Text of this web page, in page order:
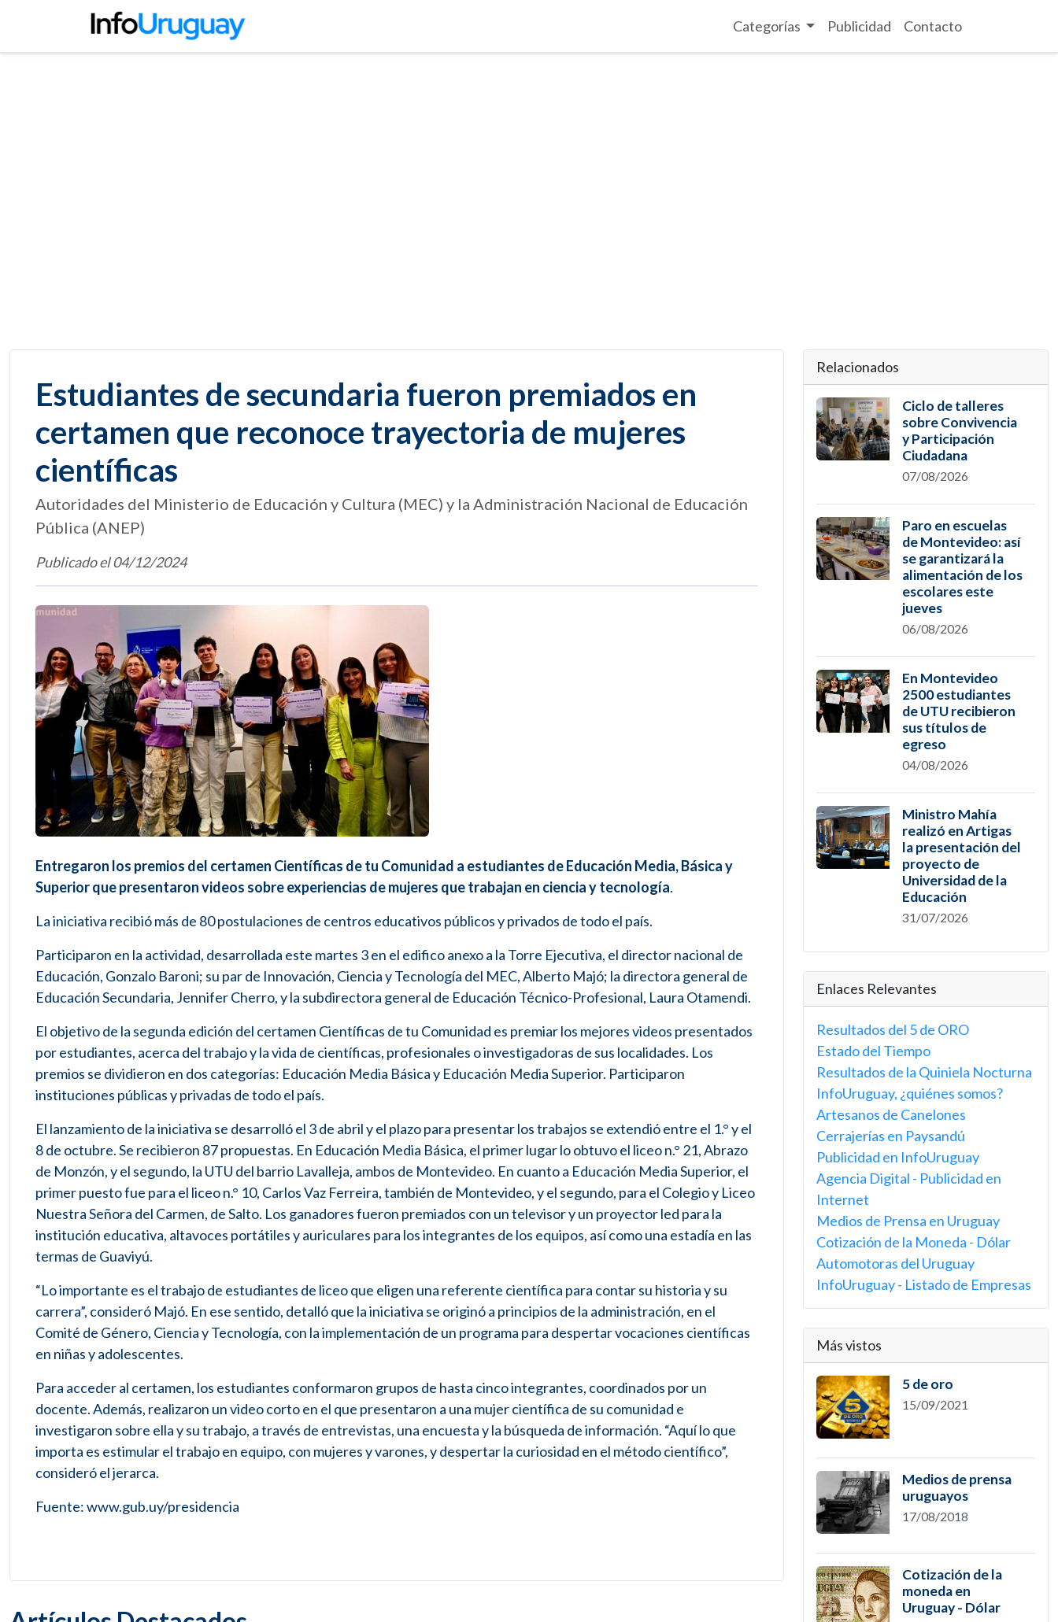
Categorías Publicidad Contacto
Estudiantes de secundaria fueron premiados en
certamen que reconoce trayectoria de mujeres
científicas
Autoridades del Ministerio de Educación y Cultura (MEC) y la Administración Nacional de Educación
Pública (ANEP)
Publicado el 04/12/2024
Entregaron los premios del certamen Científicas de tu Comunidad a estudiantes de Educación Media, Básica y
Superior que presentaron videos sobre experiencias de mujeres que trabajan en ciencia y tecnología.
La iniciativa recibió más de 80 postulaciones de centros educativos públicos y privados de todo el país.
Participaron en la actividad, desarrollada este martes 3 en el edifico anexo a la Torre Ejecutiva, el director nacional de
Educación, Gonzalo Baroni; su par de Innovación, Ciencia y Tecnología del MEC, Alberto Majó; la directora general de
Educación Secundaria, Jennifer Cherro, y la subdirectora general de Educación Técnico-Profesional, Laura Otamendi.
El objetivo de la segunda edición del certamen Científicas de tu Comunidad es premiar los mejores videos presentados
por estudiantes, acerca del trabajo y la vida de científicas, profesionales o investigadoras de sus localidades. Los
premios se dividieron en dos categorías: Educación Media Básica y Educación Media Superior. Participaron
instituciones públicas y privadas de todo el país.
El lanzamiento de la iniciativa se desarrolló el 3 de abril y el plazo para presentar los trabajos se extendió entre el 1.° y el
8 de octubre. Se recibieron 87 propuestas. En Educación Media Básica, el primer lugar lo obtuvo el liceo n.° 21, Abrazo
de Monzón, y el segundo, la UTU del barrio Lavalleja, ambos de Montevideo. En cuanto a Educación Media Superior, el
primer puesto fue para el liceo n.° 10, Carlos Vaz Ferreira, también de Montevideo, y el segundo, para el Colegio y Liceo
Nuestra Señora del Carmen, de Salto. Los ganadores fueron premiados con un televisor y un proyector led para la
institución educativa, altavoces portátiles y auriculares para los integrantes de los equipos, así como una estadía en las
termas de Guaviyú.
“Lo importante es el trabajo de estudiantes de liceo que eligen una referente científica para contar su historia y su
carrera”, consideró Majó. En ese sentido, detalló que la iniciativa se originó a principios de la administración, en el
Comité de Género, Ciencia y Tecnología, con la implementación de un programa para despertar vocaciones científicas
en niñas y adolescentes.
Para acceder al certamen, los estudiantes conformaron grupos de hasta cinco integrantes, coordinados por un
docente. Además, realizaron un video corto en el que presentaron a una mujer científica de su comunidad e
investigaron sobre ella y su trabajo, a través de entrevistas, una encuesta y la búsqueda de información. “Aquí lo que
importa es estimular el trabajo en equipo, con mujeres y varones, y despertar la curiosidad en el método científico”,
consideró el jerarca.
Fuente: www.gub.uy/presidencia
Relacionados
Ciclo de talleres
sobre Convivencia
y Participación
Ciudadana
07/08/2026
Paro en escuelas
de Montevideo: así
se garantizará la
alimentación de los
escolares este
jueves
06/08/2026
En Montevideo
2500 estudiantes
de UTU recibieron
sus títulos de
egreso
04/08/2026
Ministro Mahía
realizó en Artigas
la presentación del
proyecto de
Universidad de la
Educación
31/07/2026
Enlaces Relevantes
Resultados del 5 de ORO
Estado del Tiempo
Resultados de la Quiniela Nocturna
InfoUruguay, ¿quiénes somos?
Artesanos de Canelones
Cerrajerías en Paysandú
Publicidad en InfoUruguay
Agencia Digital - Publicidad en
Internet
Medios de Prensa en Uruguay
Cotización de la Moneda - Dólar
Automotoras del Uruguay
InfoUruguay - Listado de Empresas
Más vistos
5 de oro
15/09/2021
Medios de prensa
uruguayos
17/08/2018
Cotización de la
moneda en
Uruguay - Dólar